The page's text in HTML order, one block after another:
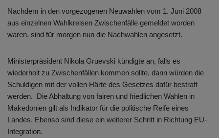
Nachdem in den vorgezogenen Neuwahlen vom 1. Juni 2008
aus einzelnen Wahlkreisen Zwischenfälle gemeldet worden
waren, sind für morgen nun die Nachwahlen angesetzt.
Ministerpräsident Nikola Gruevski kündigte an, falls es
wiederholt zu Zwischenfällen kommen sollte, dann würden die
Schuldigen mit der vollen Härte des Gesetzes dafür bestraft
werden. Die Abhaltung von fairen und friedlichen Wahlen in
Makedonien gilt als Indikator für die politische Reife eines
Landes. Ebenso sind diese ein weiterer Schritt in Richtung EU-
Integration.